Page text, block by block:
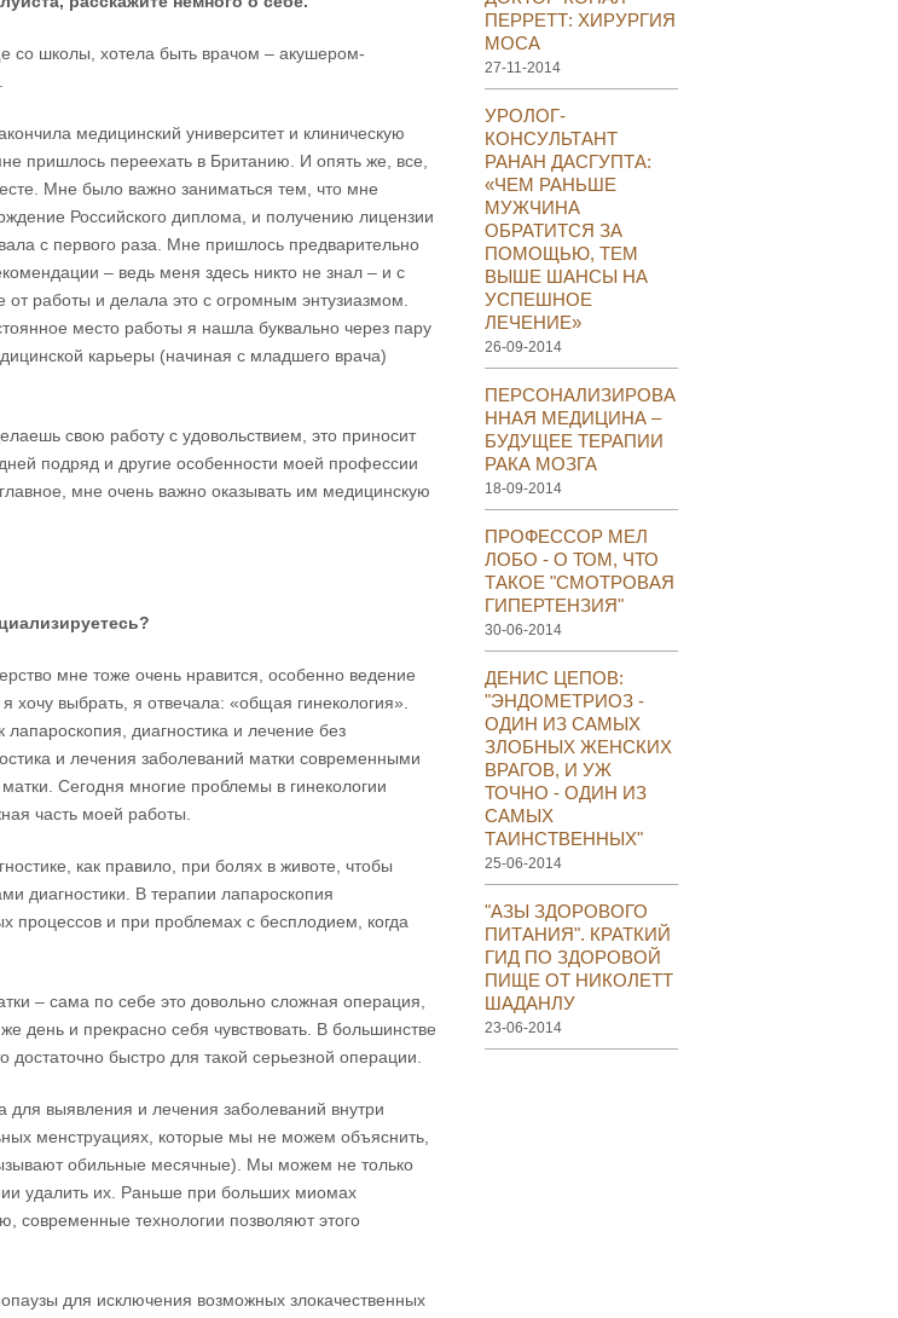
со школы, хотела быть врачом – акушером-
медицинский университет и клиническую
пришлось переехать в Британию. И опять же, все,
Мне было важно заниматься тем, что мне
Российского диплома, и получению лицензии
с первого раза. Мне пришлось предварительно
– ведь меня здесь никто не знал – и с
работы и делала это с огромным энтузиазмом.
место работы я нашла буквально через пару
карьеры (начиная с младшего врача)
свою работу с удовольствием, это приносит
подряд и другие особенности моей профессии
мне очень важно оказывать им медицинскую
?
мне тоже очень нравится, особенно ведение
выбрать, я отвечала: «общая гинекология».
диагностика и лечение без
и лечения заболеваний матки современными
Сегодня многие проблемы в гинекологии
часть моей работы.
как правило, при болях в животе, чтобы
диагностики. В терапии лапароскопия
процессов и при проблемах с бесплодием, когда
– сама по себе это довольно сложная операция,
день и прекрасно себя чувствовать. В большинстве
быстро для такой серьезной операции.
для выявления и лечения заболеваний внутри
менструациях, которые мы не можем объяснить,
обильные месячные). Мы можем не только
удалить их. Раньше при больших миомах
современные технологии позволяют этого
для исключения возможных злокачественных
ПЕРРЕТТ: ХИРУРГИЯ
МОСА
27-11-2014
УРОЛОГ-
КОНСУЛЬТАНТ
РАНАН ДАСГУПТА:
«ЧЕМ РАНЬШЕ
МУЖЧИНА
ОБРАТИТСЯ ЗА
ПОМОЩЬЮ, ТЕМ
ВЫШЕ ШАНСЫ НА
УСПЕШНОЕ
ЛЕЧЕНИЕ»
26-09-2014
ПЕРСОНАЛИЗИРОВА
ННАЯ МЕДИЦИНА –
БУДУЩЕЕ ТЕРАПИИ
РАКА МОЗГА
18-09-2014
ПРОФЕССОР МЕЛ
ЛОБО - О ТОМ, ЧТО
ТАКОЕ "СМОТРОВАЯ
ГИПЕРТЕНЗИЯ"
30-06-2014
ДЕНИС ЦЕПОВ:
"ЭНДОМЕТРИОЗ -
ОДИН ИЗ САМЫХ
ЗЛОБНЫХ ЖЕНСКИХ
ВРАГОВ, И УЖ
ТОЧНО - ОДИН ИЗ
САМЫХ
ТАИНСТВЕННЫХ"
25-06-2014
"АЗЫ ЗДОРОВОГО
ПИТАНИЯ". КРАТКИЙ
ГИД ПО ЗДОРОВОЙ
ПИЩЕ ОТ НИКОЛЕТТ
ШАДАНЛУ
23-06-2014